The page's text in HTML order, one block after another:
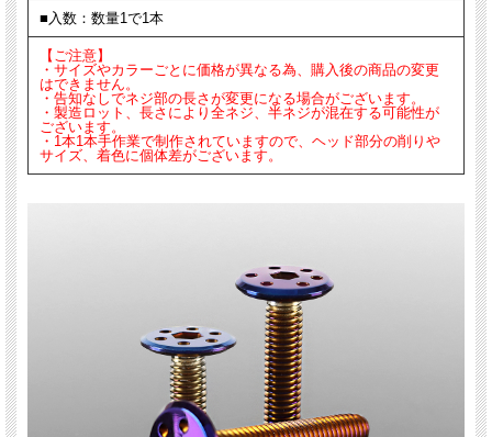
■入数：数量1で1本
【ご注意】
・サイズやカラーごとに価格が異なる為、購入後の商品の変更
はできません。
・告知なしでネジ部の長さが変更になる場合がございます。
・製造ロット、長さにより全ネジ、半ネジが混在する可能性が
ございます。
・1本1本手作業で制作されていますので、ヘッド部分の削りや
サイズ、着色に個体差がございます。